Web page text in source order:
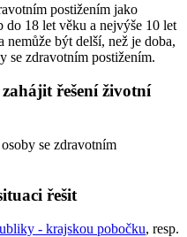
postižením jako
do 18 let věku a nejvýše 10 let
nemůže být delší, než je doba,
se zdravotním postižením.
řešení životní
se zdravotním
řešit
- krajskou pobočku, resp.